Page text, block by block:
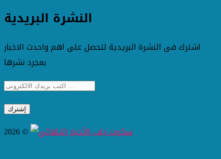
النشرة البريدية
اشترك فى النشرة البريدية لتحصل على اهم واحدث الاخبار
بمجرد نشرها
2026 ©